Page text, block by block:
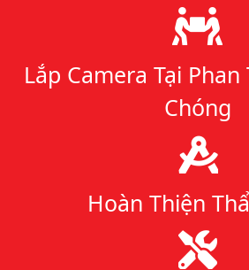
Lý do chọn chúng tôi
Lắp Camera Tại
Chóng
Hoàn Thiện